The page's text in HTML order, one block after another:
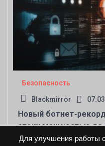
Для улучшения работы
Безопасность
Blackmirror
Новый ботнет-
атаки мощностью до